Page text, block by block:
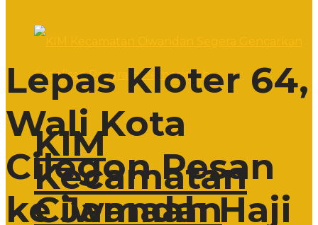
KIM
Kecamatan
Ciwandan
Lepas Kloter 64,
Wali Kota
Cilegon Pesan
ke Jamaah Haji